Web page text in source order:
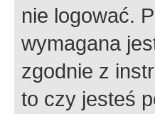
nie logować.
wymagana
zgodnie z
to czy jesteś